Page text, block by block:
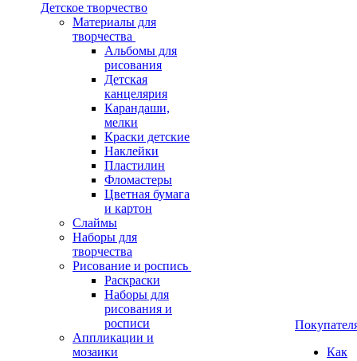
Детское творчество
Материалы для
творчества
Альбомы для
рисования
Детская
канцелярия
Карандаши,
мелки
Краски детские
Наклейки
Пластилин
Фломастеры
Цветная бумага
и картон
Слаймы
Наборы для
творчества
Рисование и роспись
Раскраски
Наборы для
рисования и
росписи
Аппликации и
мозаики
Как